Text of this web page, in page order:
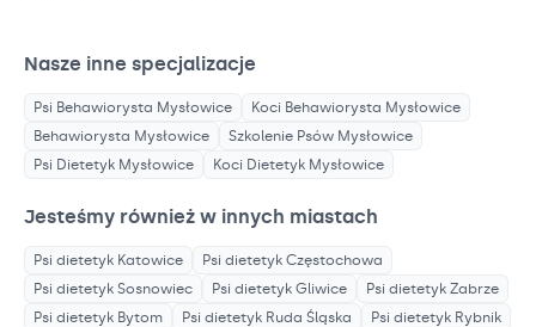
Nasze inne specjalizacje
Psi Behawiorysta Mysłowice Koci Behawiorysta Mysłowice
Behawiorysta Mysłowice Szkolenie Psów Mysłowice
Psi Dietetyk Mysłowice Koci Dietetyk Mysłowice
Jesteśmy również w innych miastach
Psi dietetyk Katowice Psi dietetyk Częstochowa
Psi dietetyk Sosnowiec Psi dietetyk Gliwice Psi dietetyk Zabrze
Psi dietetyk Bytom Psi dietetyk Ruda Śląska Psi dietetyk Rybnik